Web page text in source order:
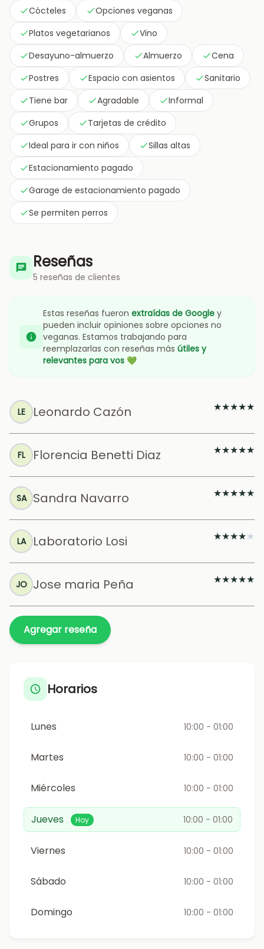
Cócteles
Opciones veganas
Platos vegetarianos
Vino
Desayuno-almuerzo
Almuerzo
Cena
Postres
Espacio con asientos
Sanitario
Tiene bar
Agradable
Informal
Grupos
Tarjetas de crédito
Ideal para ir con niños
Sillas altas
Estacionamiento pagado
Garage de estacionamiento pagado
Se permiten perros
Reseñas
5 reseñas de clientes
Estas reseñas fueron extraídas de Google y
pueden incluir opiniones sobre opciones no
veganas. Estamos trabajando para
reemplazarlas con reseñas más útiles y
relevantes para vos 💚
LE Leonardo Cazón ★★★★★
FL Florencia Benetti Diaz ★★★★★
SA Sandra Navarro ★★★★★
LA Laboratorio Losi ★★★★★
JO Jose maria Peña ★★★★★
Agregar reseña
Horarios
Lunes 10:00 - 01:00
Martes 10:00 - 01:00
Miércoles 10:00 - 01:00
Jueves Hoy 10:00 - 01:00
Viernes 10:00 - 01:00
Sábado 10:00 - 01:00
Domingo 10:00 - 01:00